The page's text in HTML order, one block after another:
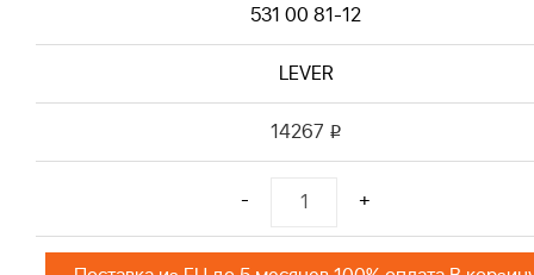
531 00 81-12
LEVER
14267 i
- +